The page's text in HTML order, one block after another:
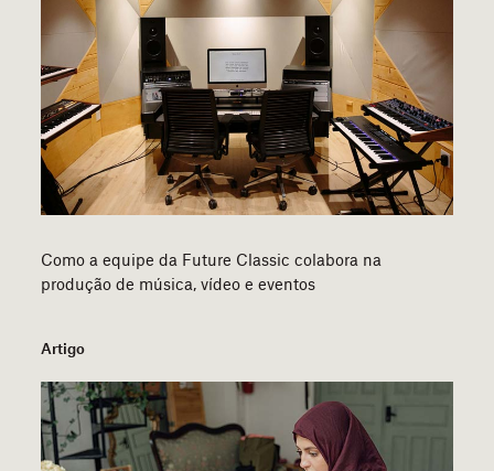
Como a equipe da Future Classic colabora na
produção de música, vídeo e eventos
Artigo